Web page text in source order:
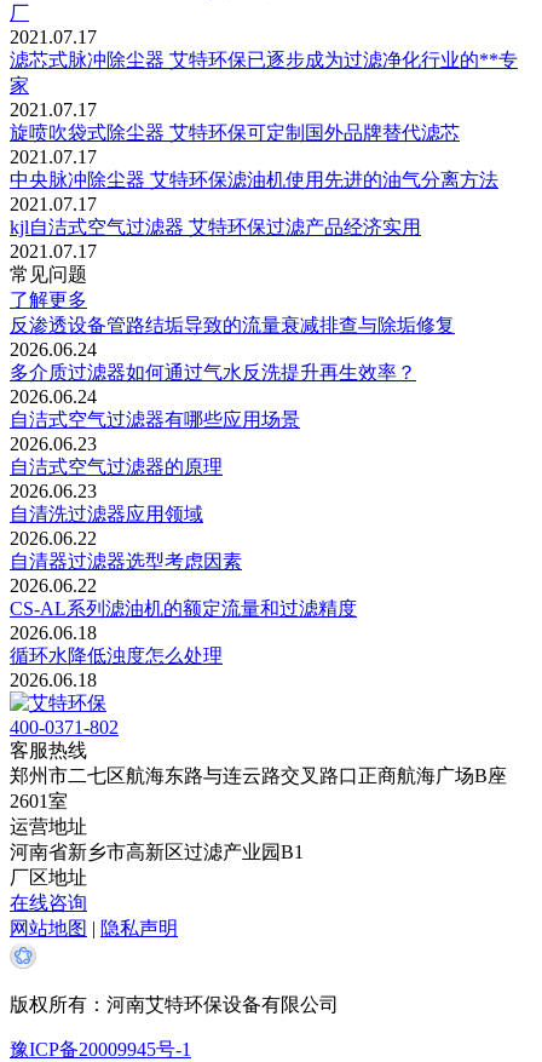
厂
2021.07.17
滤芯式脉冲除尘器 艾特环保已逐步成为过滤净化行业的**专
家
2021.07.17
旋喷吹袋式除尘器 艾特环保可定制国外品牌替代滤芯
2021.07.17
中央脉冲除尘器 艾特环保滤油机使用先进的油气分离方法
2021.07.17
kjl自洁式空气过滤器 艾特环保过滤产品经济实用
2021.07.17
常见问题
了解更多
反渗透设备管路结垢导致的流量衰减排查与除垢修复
2026.06.24
多介质过滤器如何通过气水反洗提升再生效率？
2026.06.24
自洁式空气过滤器有哪些应用场景
2026.06.23
自洁式空气过滤器的原理
2026.06.23
自清洗过滤器应用领域
2026.06.22
自清器过滤器选型考虑因素
2026.06.22
CS-AL系列滤油机的‌额定流量‌和‌过滤精度
2026.06.18
循环水降低浊度怎么处理
2026.06.18
400-0371-802
客服热线
郑州市二七区航海东路与连云路交叉路口正商航海广场B座
2601室
运营地址
河南省新乡市高新区过滤产业园B1
厂区地址
在线咨询
网站地图 | 隐私声明
版权所有：河南艾特环保设备有限公司
豫ICP备20009945号-1